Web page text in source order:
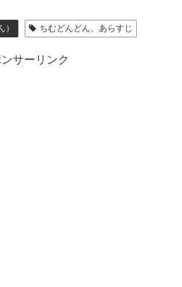
ちむどんどん、あらすじ
サーリンク